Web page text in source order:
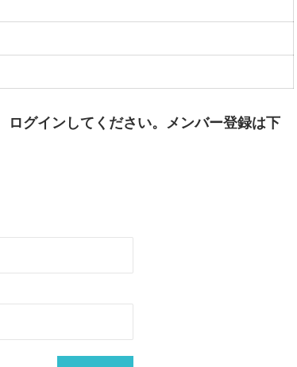
グインしてください。メンバー登録は下